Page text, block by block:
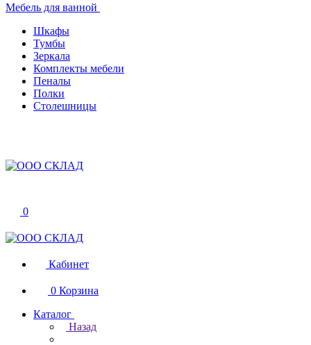
Мебель для ванной
Шкафы
Тумбы
Зеркала
Комплекты мебели
Пеналы
Полки
Столешницы
0
Кабинет
0 Корзина
Каталог
Назад